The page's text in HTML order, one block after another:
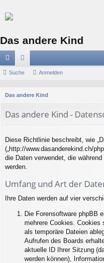
Das andere Kind
ch
ug
or
Suche Anmelden
Das andere Kind
Das andere Kind -
Diese Richtlinie beschreibt, wie
(„http://www.dasanderekind.ch/
die Daten verwendet, die
werden.
Umfang und Art der
Ihre Daten werden auf vier
Die Forensoftware phpBB
mehrere Cookies. Cookies
als temporäre Dateien
Aufrufen des Boards
aktuelle ID Ihrer Sitzung
werden können),